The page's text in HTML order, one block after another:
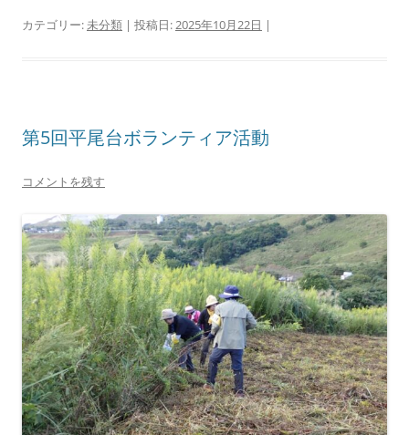
カテゴリー:未分類 | 投稿日:2025年10月22日 |
第5回平尾台ボランティア活動
コメントを残す